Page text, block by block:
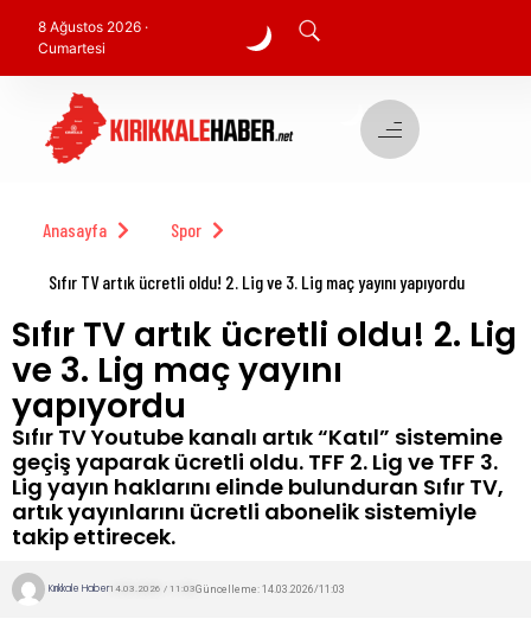
8 Ağustos 2026 ·
Cumartesi
Anasayfa Spor
Sıfır TV artık ücretli oldu! 2. Lig ve 3. Lig maç yayını yapıyordu
Sıfır TV artık ücretli oldu! 2. Lig
ve 3. Lig maç yayını
yapıyordu
Sıfır TV Youtube kanalı artık “Katıl” sistemine
geçiş yaparak ücretli oldu. TFF 2. Lig ve TFF 3.
Lig yayın haklarını elinde bulunduran Sıfır TV,
artık yayınlarını ücretli abonelik sistemiyle
takip ettirecek.
Kırıkkale Haber14.03.2026 / 11:03Güncelleme: 14.03.2026/11:03